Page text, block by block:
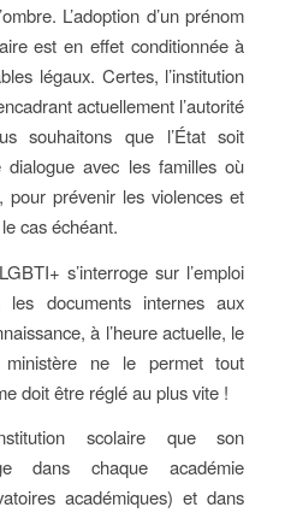
L’adoption d’un prénom
est en effet conditionnée à
légaux. Certes, l’institution
actuellement l’autorité
souhaitons que l’État soit
avec les familles où
pour prévenir les violences et
cas échéant.
s’interroge sur l’emploi
les documents internes aux
à l’heure actuelle, le
ministère ne le permet tout
doit être réglé au plus vite !
scolaire que son
dans chaque académie
académiques) et dans